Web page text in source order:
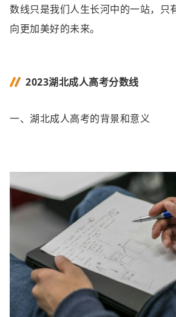
数线只是我们人生长河中的一站，只
向更加美好的未来。
2023湖北成人高考分数线
一、湖北成人高考的背景和意义